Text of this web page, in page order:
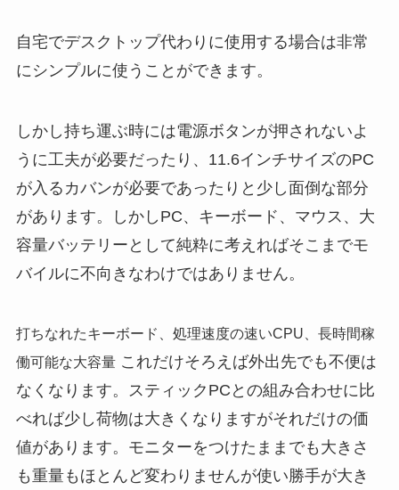
自宅でデスクトップ代わりに使用する場合は非常
にシンプルに使うことができます。
しかし持ち運ぶ時には電源ボタンが押されないよ
うに工夫が必要だったり、11.6インチサイズのPC
が入るカバンが必要であったりと少し面倒な部分
があります。しかしPC、キーボード、マウス、大
容量バッテリーとして純粋に考えればそこまでモ
バイルに不向きなわけではありません。
打ちなれたキーボード、処理速度の速いCPU、長時間稼
働可能な大容量これだけそろえば外出先でも不便は
なくなります。スティックPCとの組み合わせに比
べれば少し荷物は大きくなりますがそれだけの価
値があります。モニターをつけたままでも大きさ
も重量もほとんど変わりませんが使い勝手が大き